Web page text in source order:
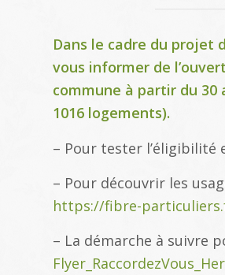
Dans le cadre du projet
vous informer de
commune à partir du 30
1016 logements).
– Pour tester l’éligibilité
– Pour découvrir les
https://fibre-
– La démarche à suivre